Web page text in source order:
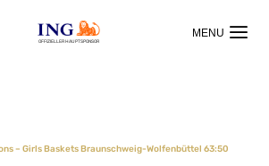
OFFIZIELLER HAUPTSPONSOR
– Girls Baskets Braunschweig-Wolfenbüttel 63:50